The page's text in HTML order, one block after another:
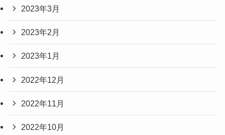
2023年3月
2023年2月
2023年1月
2022年12月
2022年11月
2022年10月